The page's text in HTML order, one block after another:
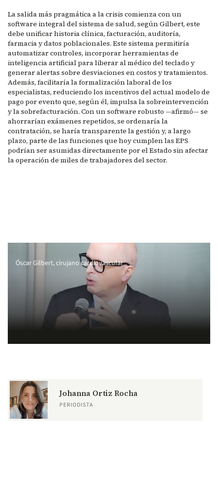
La salida más pragmática a la crisis comienza con un
software integral del sistema de salud, según Gilbert, este
debe unificar historia clínica, facturación, auditoría,
farmacia y datos poblacionales. Este sistema permitiría
automatizar controles, incorporar herramientas de
inteligencia artificial para liberar al médico del teclado y
generar alertas sobre desviaciones en costos y tratamientos.
Además, facilitaría la formalización laboral de los
especialistas, reduciendo los incentivos del actual modelo de
pago por evento que, según él, impulsa la sobreintervención
y la sobrefacturación. Con un software robusto —afirmó— se
ahorrarían exámenes repetidos, se ordenaría la
contratación, se haría transparente la gestión y, a largo
plazo, parte de las funciones que hoy cumplen las EPS
podrían ser asumidas directamente por el Estado sin afectar
la operación de miles de trabajadores del sector.
Óscar Gilbert, cirujano cardiovascular
Johanna Ortiz Rocha
PERIODISTA